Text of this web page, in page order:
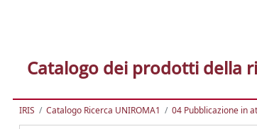
Catalogo dei prodotti della
IRIS Catalogo Ricerca UNIROMA1 04 Pubblicazione in